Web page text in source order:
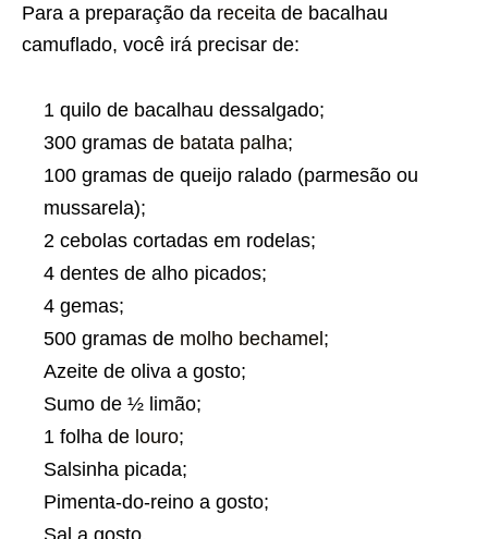
Para a preparação da receita de bacalhau
camuflado, você irá precisar de:
1 quilo de bacalhau dessalgado;
300 gramas de batata palha;
100 gramas de queijo ralado (parmesão ou
mussarela);
2 cebolas cortadas em rodelas;
4 dentes de alho picados;
4 gemas;
500 gramas de molho bechamel;
Azeite de oliva a gosto;
Sumo de ½ limão;
1 folha de louro;
Salsinha picada;
Pimenta-do-reino a gosto;
Sal a gosto.